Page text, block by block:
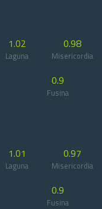
1.02
Laguna
0.98
Misericordia
0.9
Fusina
1.01
Laguna
0.97
Misericordia
0.9
Fusina